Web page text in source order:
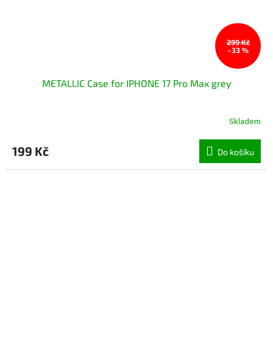
299 Kč
–33 %
METALLIC Case for IPHONE 17 Pro Max grey
Skladem
199 Kč Do košíku